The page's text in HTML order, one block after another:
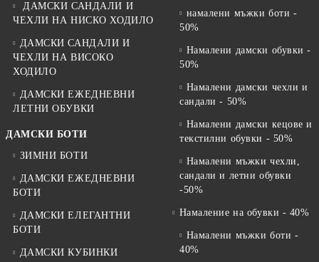
ДАМСКИ САНДАЛИ И
ЧЕХЛИ НА НИСКО ХОДИЛО
ДАМСКИ САНДАЛИ И
ЧЕХЛИ НА ВИСОКО
ХОДИЛО
ДАМСКИ ЕЖЕДНЕВНИ
ЛЕТНИ ОБУВКИ
ДАМСКИ БОТИ
ЗИМНИ БОТИ
ДАМСКИ ЕЖЕДНЕВНИ
БОТИ
ДАМСКИ ЕЛЕГАНТНИ
БОТИ
ДАМСКИ КУБИНКИ
намалени мъжки боти -
50%
Намалени дамски обувки -
50%
Намалени дамски чехли и
сандали - 50%
Намалени дамски кецове и
текстилни обувки - 50%
Намалени мъжки чехли,
сандали и летни обувки
-50%
Намаление на обувки - 40%
Намалени мъжки боти -
40%